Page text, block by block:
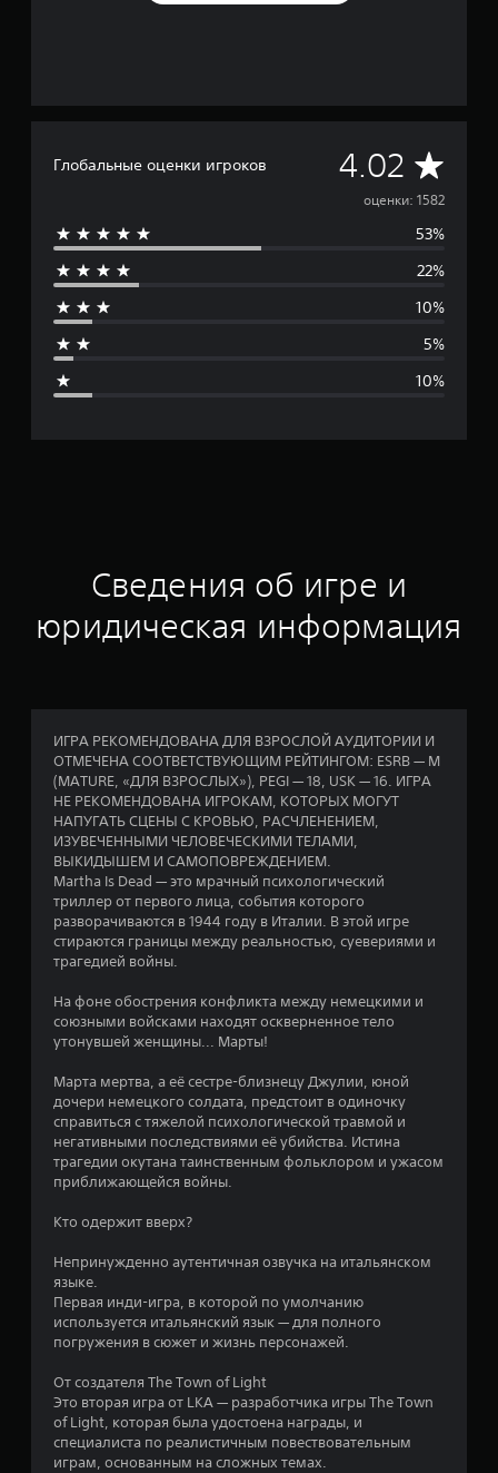
Глобальные оценки игроков 4.02 С
р
е
д
я
о
н
к
4
.
з
т
и
з
з
а
о
оценки: 1582
53%
22%
10%
5%
10%
Сведения об игре и
юридическая информация
ИГРА РЕКОМЕНДОВАНА ДЛЯ ВЗРОСЛОЙ АУДИТОРИИ И
ОТМЕЧЕНА СООТВЕТСТВУЮЩИМ РЕЙТИНГОМ: ESRB — M
(MATURE, «ДЛЯ ВЗРОСЛЫХ»), PEGI — 18, USK — 16. ИГРА
НЕ РЕКОМЕНДОВАНА ИГРОКАМ, КОТОРЫХ МОГУТ
НАПУГАТЬ СЦЕНЫ С КРОВЬЮ, РАСЧЛЕНЕНИЕМ,
ИЗУВЕЧЕННЫМИ ЧЕЛОВЕЧЕСКИМИ ТЕЛАМИ,
ВЫКИДЫШЕМ И САМОПОВРЕЖДЕНИЕМ.
Martha Is Dead — это мрачный психологический
триллер от первого лица, события которого
разворачиваются в 1944 году в Италии. В этой игре
стираются границы между реальностью, суевериями и
трагедией войны.
На фоне обострения конфликта между немецкими и
союзными войсками находят оскверненное тело
утонувшей женщины... Марты!
Марта мертва, а её сестре-близнецу Джулии, юной
дочери немецкого солдата, предстоит в одиночку
справиться с тяжелой психологической травмой и
негативными последствиями её убийства. Истина
трагедии окутана таинственным фольклором и ужасом
приближающейся войны.
Кто одержит вверх?
Непринужденно аутентичная озвучка на итальянском
языке.
Первая инди-игра, в которой по умолчанию
используется итальянский язык — для полного
погружения в сюжет и жизнь персонажей.
От создателя The Town of Light
Это вторая игра от LKA — разработчика игры The Town
of Light, которая была удостоена награды, и
специалиста по реалистичным повествовательным
играм, основанным на сложных темах.